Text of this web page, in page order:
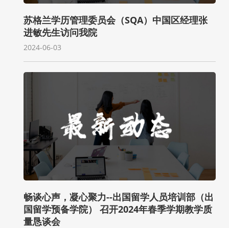
苏格兰学历管理委员会（SQA）中国区经理张
进敏先生访问我院
2024-06-03
畅谈心声，凝心聚力--出国留学人员培训部（出
国留学预备学院） 召开2024年春季学期教学质
量恳谈会